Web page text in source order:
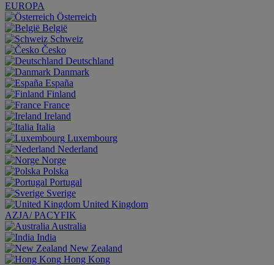
EUROPA
Österreich
België
Schweiz
Česko
Deutschland
Danmark
España
Finland
France
Ireland
Italia
Luxembourg
Nederland
Norge
Polska
Portugal
Sverige
United Kingdom
AZJA/ PACYFIK
Australia
India
New Zealand
Hong Kong